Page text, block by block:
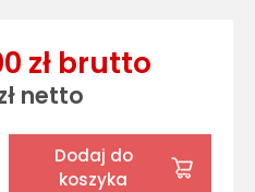
zł brutto
netto
Dodaj do
koszyka